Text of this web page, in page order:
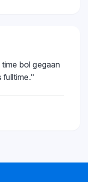
bol gegaan
fulltime."